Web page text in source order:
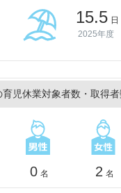
15.5 日
2025年度
児休業対象者数・取得者
0 名 2 名